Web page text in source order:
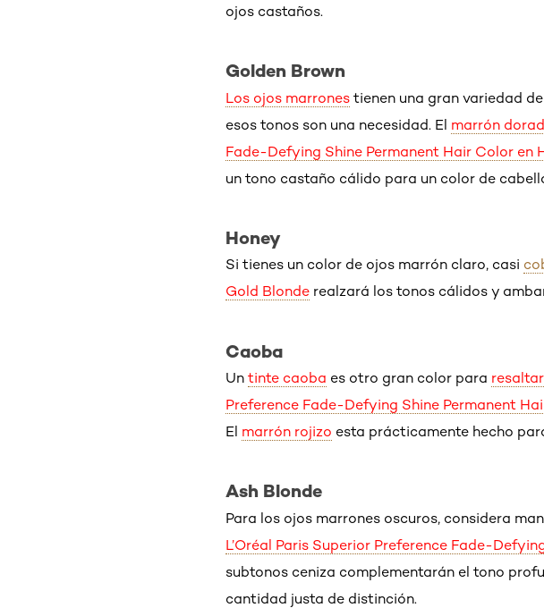
ojos castaños.
Golden Brown
Los ojos marrones tienen una gran variedad
esos tonos son una necesidad. El marrón
Fade-Defying Shine Permanent Hair Color en
un tono castaño cálido para un color de
Honey
Si tienes un color de ojos marrón claro, casi
Gold Blonde realzará los tonos cálidos y
Caoba
Un tinte caoba es otro gran color para
Preference Fade-Defying Shine Permanent
El marrón rojizo esta prácticamente hecho
Ash Blonde
Para los ojos marrones oscuros, considera
L’Oréal Paris Superior Preference Fade-
subtonos ceniza complementarán el tono
cantidad justa de distinción.